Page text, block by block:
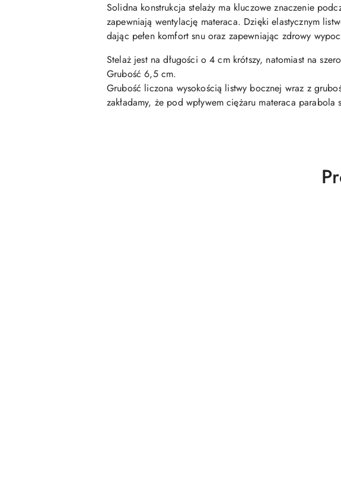
Solidna konstrukcja stelaży ma kluczowe znaczenie
zapewniają wentylację materaca. Dzięki elastycznym
dając pełen komfort snu oraz zapewniając zdrowy
Stelaż jest na długości o 4 cm krótszy, natomiast na
Grubość 6,5 cm.
Grubość liczona wysokością listwy bocznej wraz z
zakładamy, że pod wpływem ciężaru materaca parabola